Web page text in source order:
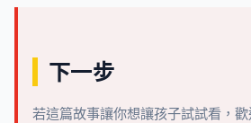
下一步
若這篇故事讓你想讓孩子試試看，歡